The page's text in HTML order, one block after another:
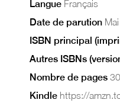
Langue Français
Date de parution
ISBN principal
Autres ISBNs
Nombre de pages
Kindle https://